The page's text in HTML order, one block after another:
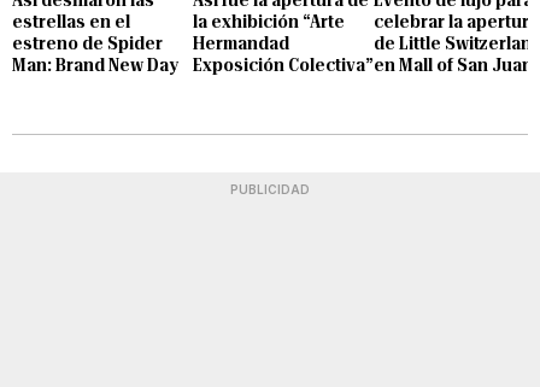
estrellas en el
estreno de Spider
Man: Brand New Day
la exhibición “Arte
Hermandad
Exposición Colectiva”
celebrar la apertura
de Little
en Mall of San Juan
PUBLICIDAD